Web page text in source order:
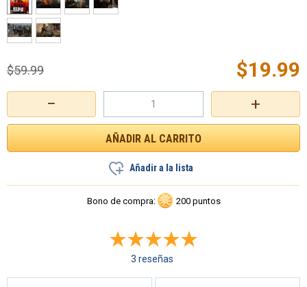
+
−
$19.99
$59.99
Añadir a la lista
Bono de compra: 200 puntos
3 reseñas